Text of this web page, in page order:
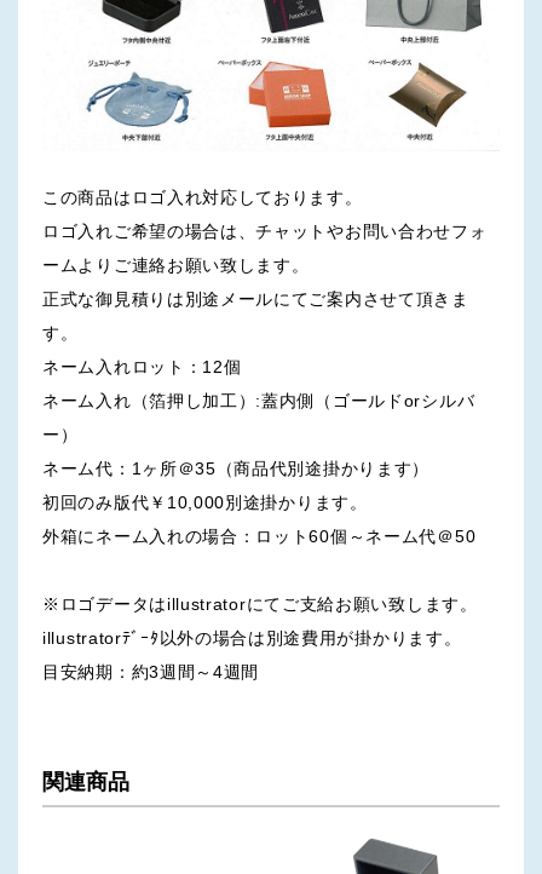
この商品はロゴ入れ対応しております。
ロゴ入れご希望の場合は、チャットやお問い合わせフォ
ームよりご連絡お願い致します。
正式な御見積りは別途メールにてご案内させて頂きま
す。
ネーム入れロット：12個
ネーム入れ（箔押し加工）:蓋内側（ゴールドorシルバ
ー）
ネーム代：1ヶ所＠35（商品代別途掛かります）
初回のみ版代￥10,000別途掛かります。
外箱にネーム入れの場合：ロット60個～ネーム代＠50
※ロゴデータはillustratorにてご支給お願い致します。
illustratorﾃﾞｰﾀ以外の場合は別途費用が掛かります。
目安納期：約3週間～4週間
関連商品